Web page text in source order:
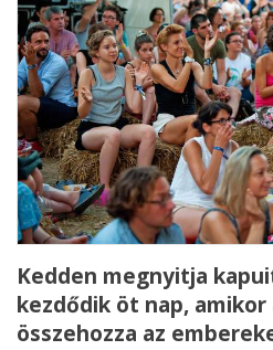
Kedden megnyitja
kezdődik öt nap,
összehozza az